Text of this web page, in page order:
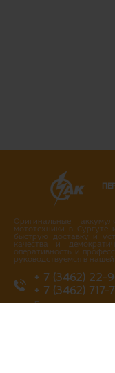
Оригинальные
мототехники в Сургуте
быструю доставку и
качества и
оперативность и
руководствуемся в
+ 7 (3462) 22-
+ 7 (3462) 717-
Перезвоните мне